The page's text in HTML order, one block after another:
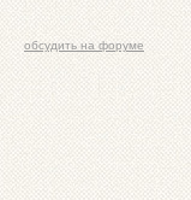
обсудить на форуме